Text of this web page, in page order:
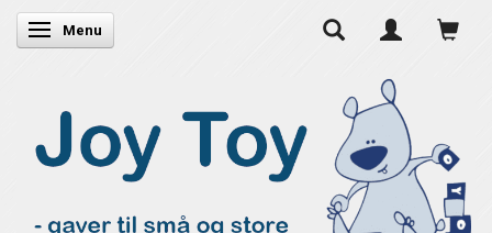
Skifte navigation
Menu